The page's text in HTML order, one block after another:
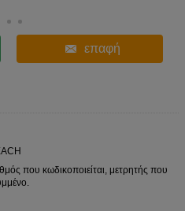
επαφή
που κωδικοποιείται, μετρητής που